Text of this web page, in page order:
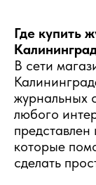
Где купить
В сети
журнальных
любого
которые
сделать